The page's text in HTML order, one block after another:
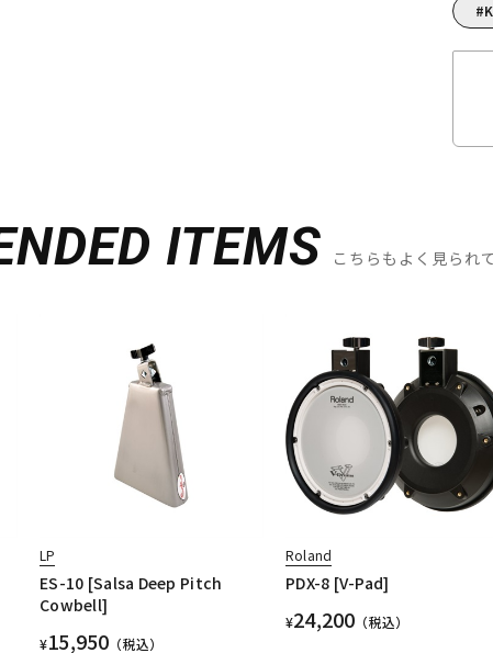
ITEMS こちらもよく見られ
LP
ES-10 [Salsa Deep Pitch
Cowbell]
¥15,950 （税込）
Roland
PDX-8 [V-Pad]
¥24,200 （税込）